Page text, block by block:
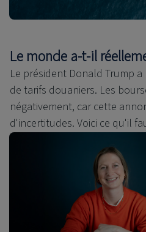
Le monde a-t-il
Le président Donald Trump
de tarifs douaniers. Les
négativement, car cette
d'incertitudes. Voici ce qu'il